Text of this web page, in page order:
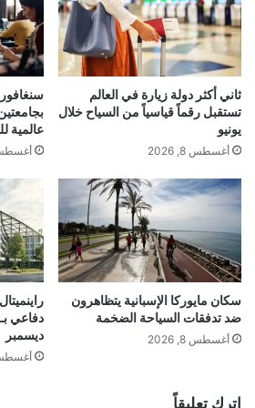
smarter, scientifically
to vitality, KRATOS
stimulants with high-
based alternatives. By
guarana extract, the
that caffeine is
by the body. This
deliversa
and sustained wave of
both the body and
completely eliminating
ل
ي
أ
ط
ن
ذ
ي
ة
ك
ر
ح
ق
و
ة
م
ع
ا
ف
ق
و
ف
إ
ط
ل
ا
ق
ن
ثاني أكثر دولة زيارة في العالم
تستقبل رقماً قياسياً من السياح خلال
يونيو
أغسطس 8, 2026
عالمية
أغسطس 8,
سكان مايوركا الإسبانية يتظاهرون
ضد تدفقات السياحة الضخمة
أغسطس 8, 2026
ديسمبر
أغسطس 8,
اترك تعليقاً